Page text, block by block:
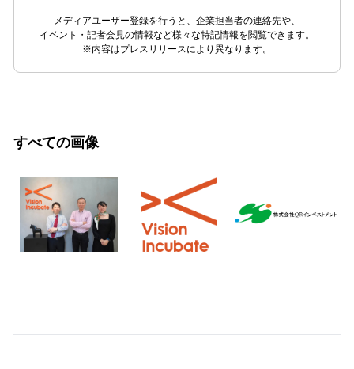
メディアユーザー登録を行うと、企業担当者の連絡先や、
イベント・記者会見の情報など様々な特記情報を閲覧できます。
※内容はプレスリリースにより異なります。
すべての画像